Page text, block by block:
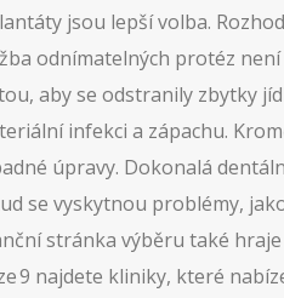
jsou lepší volba.
odnímatelných protéz
aby se odstranily zbytky
infekci a zápachu.
úpravy. Dokonalá
se vyskytnou problémy,
stránka výběru také
9 najdete kliniky, které